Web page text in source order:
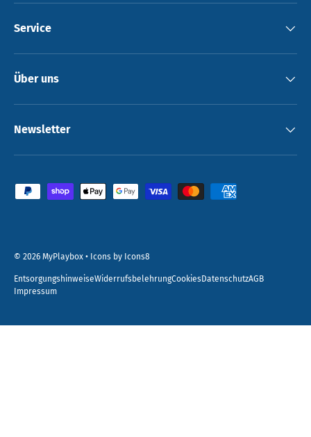
Service
Über uns
Newsletter
Zahlungsmethoden
© 2026 MyPlaybox • Icons by Icons8
EntsorgungshinweiseWiderrufsbelehrungCookies DatenschutzAGB
Impressum